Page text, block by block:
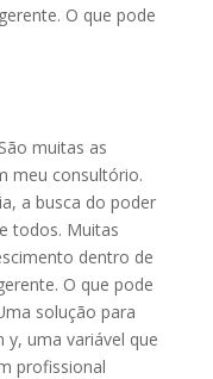
O que pode
muitas as
meu consultório.
a busca do poder
todos. Muitas
dentro de
O que pode
solução para
y, uma variável que
profissional